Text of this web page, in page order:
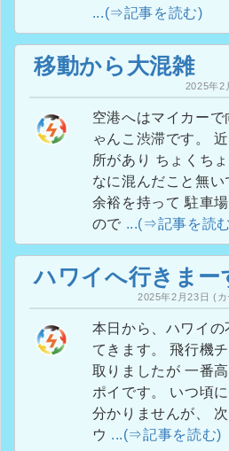
...(⇒記事を読む)
移動から大混雑
2025年2
空港へはマイカーで向
ゃんこ渋滞です。 近くに所有する発電
所があり ちょくちょく来ますが こん
なに混んだこと無いで
余裕を持って 駐車場も予約しておいた
ので ...(⇒記事を読
ハワイへ行きまー
2025年2月23日 (カ
本日から、ハワイの不
てきます。 飛行機チケットは、早めに
取りましたが 一番高い値段で購入した
ポイです。 いつ頃に買うのが良いか？
分かりませんが、 次回からある程度、
ウ ...(⇒記事を読む)